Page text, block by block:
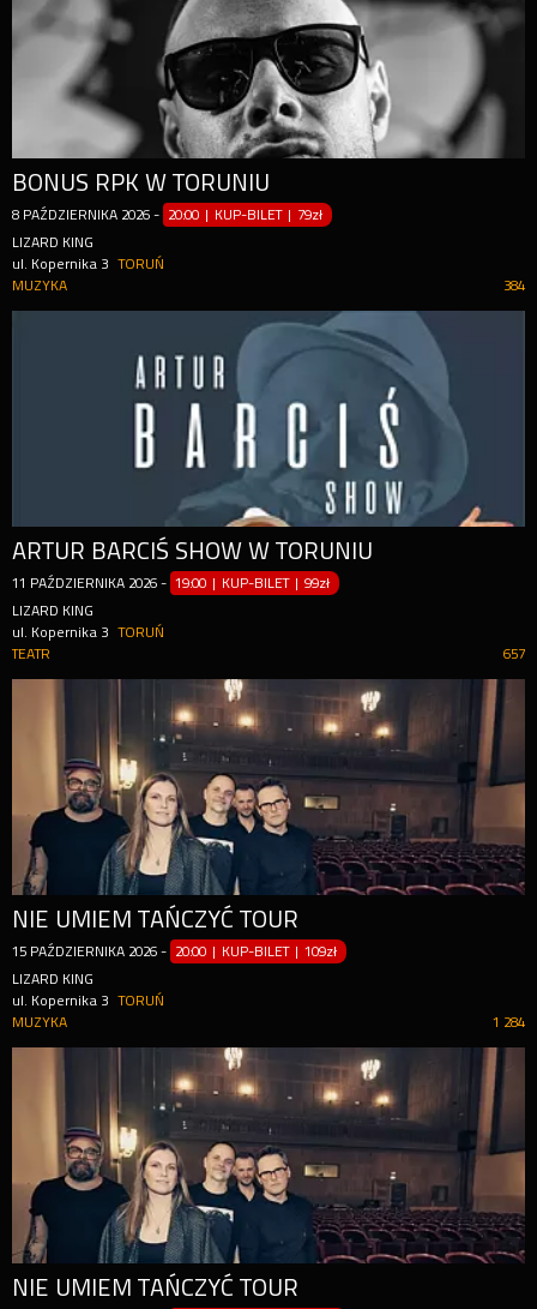
BONUS RPK W TORUNIU
8 PAŹDZIERNIKA 2026 - 20:00 | KUP-BILET | 79zł
LIZARD KING
ul. Kopernika 3
TORUŃ
384
MUZYKA
ARTUR BARCIŚ SHOW W TORUNIU
11 PAŹDZIERNIKA 2026 - 19:00 | KUP-BILET |99zł
LIZARD KING
ul. Kopernika 3
TORUŃ
657
TEATR
NIE UMIEM TAŃCZYĆ TOUR
15 PAŹDZIERNIKA 2026 - 20:00 | KUP-BILET |109zł
LIZARD KING
ul. Kopernika 3
TORUŃ
1 284
MUZYKA
NIE UMIEM TAŃCZYĆ TOUR